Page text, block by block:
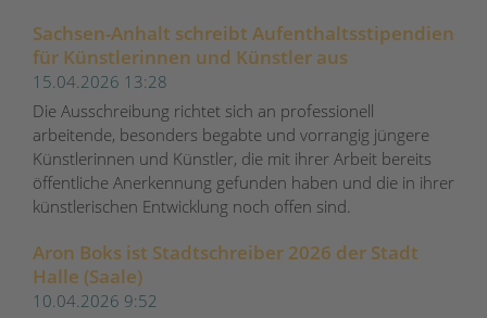
Sachsen-Anhalt schreibt Aufenthaltsstipendien
für Künstlerinnen und Künstler aus
15.04.2026 13:28
Die Ausschreibung richtet sich an professionell
arbeitende, besonders begabte und vorrangig jüngere
Künstlerinnen und Künstler, die mit ihrer Arbeit bereits
öffentliche Anerkennung gefunden haben und die in ihrer
künstlerischen Entwicklung noch offen sind.
Aron Boks ist Stadtschreiber 2026 der Stadt
Halle (Saale)
10.04.2026 9:52